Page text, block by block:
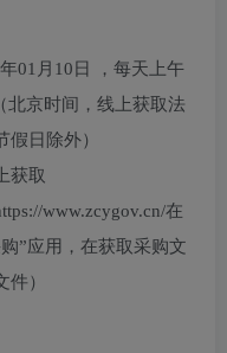
01月10日
，每天上午
（北京时间，线上获取法
日除外）
获取
www.zcygov.cn/在
”应用，在获取采购文
）